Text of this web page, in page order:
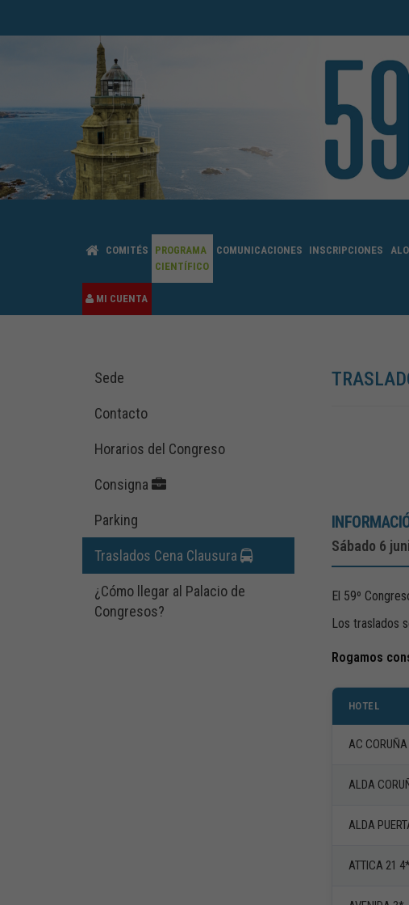
COMITÉS
PROGRAMA
CIENTÍFICO
COMUNICACIONES INSCRIPCIONES
MI CUENTA
Sede
Contacto
Horarios del Congreso
Consigna
Parking
Traslados Cena Clausura
¿Cómo llegar al Palacio de
Congresos?
Sábado 6
El 59º
Los traslados
Rogamos
HOTEL
AC
ALDA
ALDA
ATTICA 21